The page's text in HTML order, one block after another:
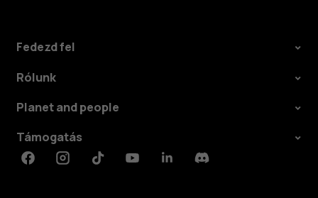
Fedezd fel
Rólunk
Planet and people
Támogatás
FacebookInstagramTiktokYoutubeLinkedinDiscord